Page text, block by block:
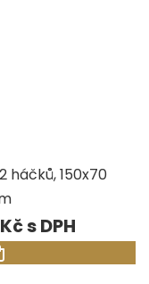
háčků, 150x70